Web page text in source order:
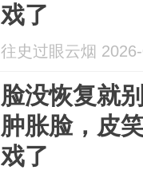
戏了
往史过眼云烟
脸没恢复就
肿胀脸，皮
戏了